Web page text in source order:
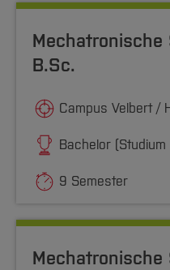
Mechatronische
B.Sc.
Campus Velbert /
Bachelor
9 Semester
Mechatronische